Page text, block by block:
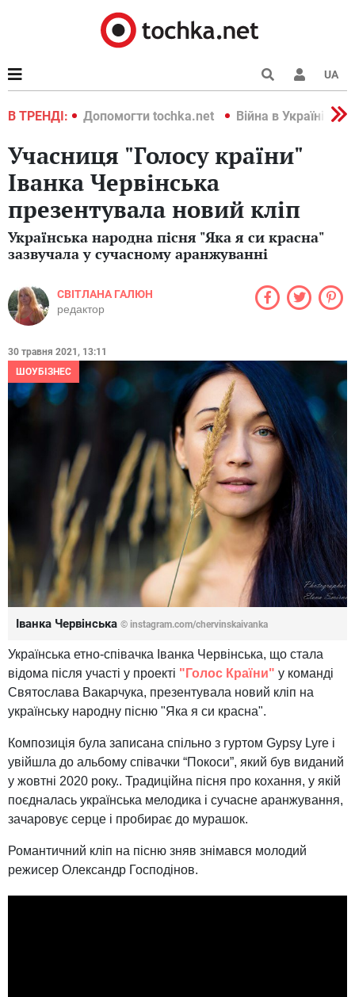
UA
В ТРЕНДІ:
2022 Допомогти tochka.net Війна в Україні 2022
Учасниця "Голосу країни"
Іванка Червінська
презентувала новий кліп
Українська народна пісня "Яка я си красна"
зазвучала у сучасному аранжуванні
СВІТЛАНА ГАЛЮН
редактор
30 травня 2021, 13:11
ШОУБІЗНЕС
Іванка Червінська © instagram.com/chervinskaivanka
Українська етно-співачка Іванка Червінська, що стала
відома після участі у проекті "Голос Країни" у команді
Святослава Вакарчука, презентувала новий кліп на
українську народну пісню "Яка я си красна".
Композиція була записана спільно з гуртом Gypsy Lyre і
увійшла до альбому співачки “Покоси”, який був виданий
у жовтні 2020 року.. Традиційна пісня про кохання, у якій
поєдналась українська мелодика і сучасне аранжування,
зачаровує серце і пробирає до мурашок.
Романтичний кліп на пісню зняв знімався молодий
режисер Олександр Господінов.